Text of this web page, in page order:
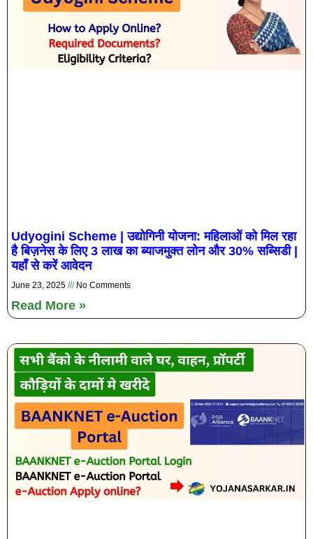
Udyogini Scheme | उद्योगिनी योजना: महिलाओं को मिल रहा
है बिज़नेस के लिए 3 लाख का ब्याजमुक्त लोन और 30% सब्सिडी |
यहाँ से करें आवेदन
June 23, 2025 No Comments
Read More »